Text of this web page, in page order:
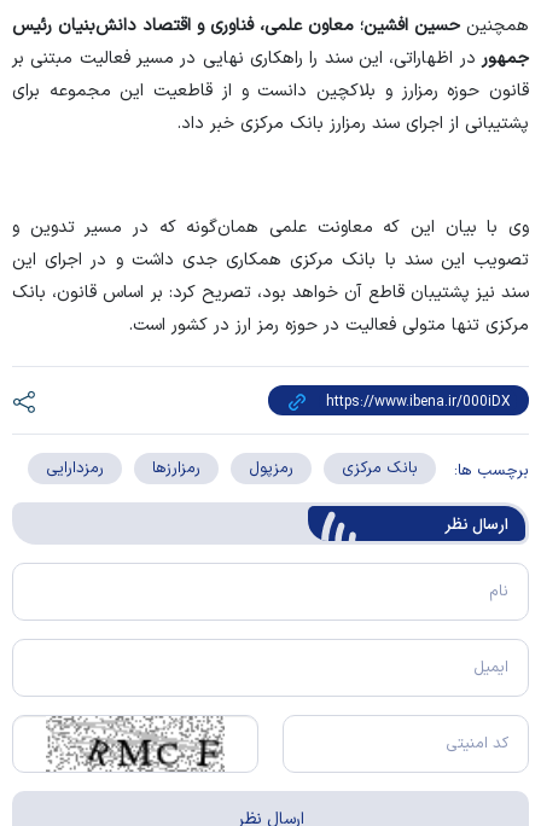
همچنین حسین افشین؛ معاون علمی، فناوری و اقتصاد دانش‌بنیان رئیس
جمهور در اظهاراتی، این سند را راهکاری نهایی در مسیر فعالیت مبتنی بر
قانون حوزه رمزارز و بلاکچین دانست و از قاطعیت این مجموعه برای
پشتیبانی از اجرای سند رمزارز بانک مرکزی خبر داد.
وی با بیان این که معاونت علمی همان‌گونه که در مسیر تدوین و
تصویب این سند با بانک مرکزی همکاری جدی داشت و در اجرای این
سند نیز پشتیبان قاطع آن خواهد بود، تصریح کرد: بر اساس قانون، بانک
مرکزی تنها متولی فعالیت در حوزه رمز ارز در کشور است.
برچسب ها: بانک مرکزی رمزپول رمزارزها رمزدارایی
ارسال‌ نظر